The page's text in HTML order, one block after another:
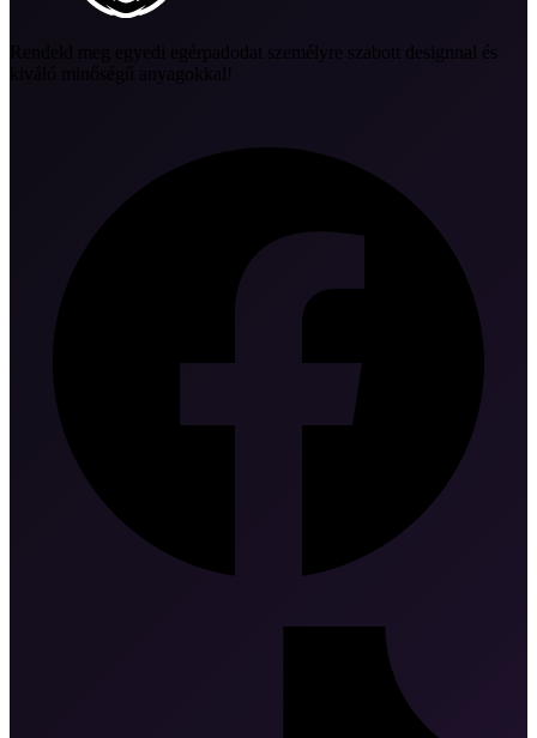
Rendeld meg egyedi egérpadodat személyre szabott designnal és
kiváló minőségű anyagokkal!